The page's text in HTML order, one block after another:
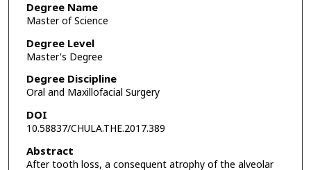
Degree Name
Master of Science
Degree Level
Master's Degree
Degree Discipline
Oral and Maxillofacial Surgery
DOI
10.58837/CHULA.THE.2017.389
Abstract
After tooth loss, a consequent atrophy of the alveolar